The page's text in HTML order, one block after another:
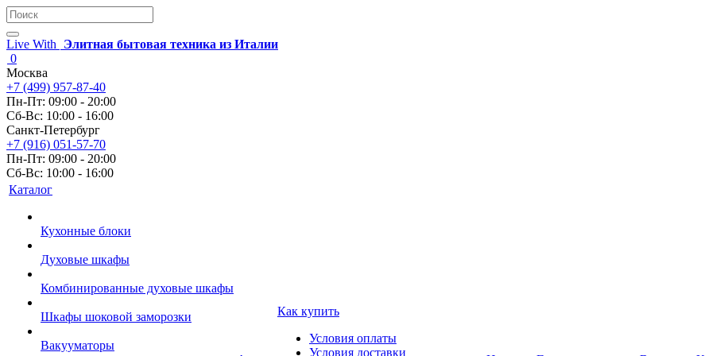
Live With
Элитная бытовая техника из Италии
0
Москва
+7 (499) 957-87-40
Пн-Пт: 09:00 - 20:00
Сб-Вс: 10:00 - 16:00
Санкт-Петербург
+7 (916) 051-57-70
Пн-Пт: 09:00 - 20:00
Сб-Вс: 10:00 - 16:00
Каталог
Кухонные блоки
Духовые шкафы
Комбинированные духовые шкафы
Шкафы шоковой заморозки
Вакууматоры
Как купить
Условия оплаты
Условия доставки